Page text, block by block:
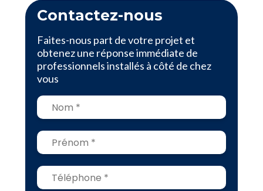
Contactez-nous
Faites-nous part de votre projet et
obtenez une réponse immédiate de
professionnels installés à côté de chez
vous